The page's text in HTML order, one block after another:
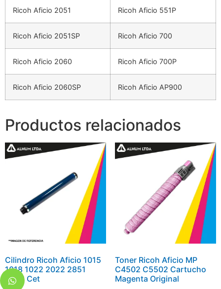
Ricoh Aficio 2051 Ricoh Aficio 551P
Ricoh Aficio 2051SP Ricoh Aficio 700
Ricoh Aficio 2060 Ricoh Aficio 700P
Ricoh Aficio 2060SP Ricoh Aficio AP900
Productos relacionados
Cilindro Ricoh Aficio 1015
1018 1022 2022 2851
3353 Cet
Toner Ricoh Aficio MP
C4502 C5502 Cartucho
Magenta Original